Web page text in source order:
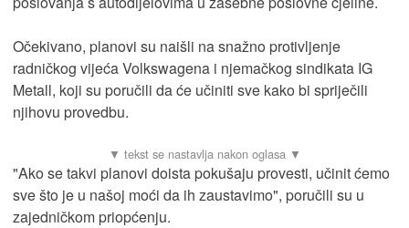
Očekivano, planovi su naišli na snažno protivljenje
radničkog vijeća Volkswagena i njemačkog sindikata IG
Metall, koji su poručili da će učiniti sve kako bi spriječili
njihovu provedbu.
"Ako se takvi planovi doista pokušaju provesti, učinit ćemo
sve što je u našoj moći da ih zaustavimo", poručili su u
zajedničkom priopćenju.